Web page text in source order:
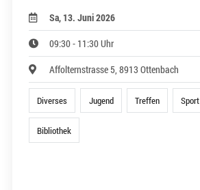
Sa, 13. Juni 2026
09:30 - 11:30 Uhr
Affolternstrasse 5, 8913 Ottenbach
Diverses Jugend Treffen Sport
Bibliothek